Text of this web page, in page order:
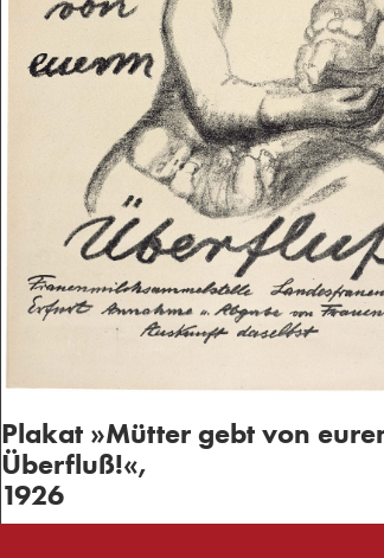
Plakat »Mütter gebt von
Überfluß!«,
1926